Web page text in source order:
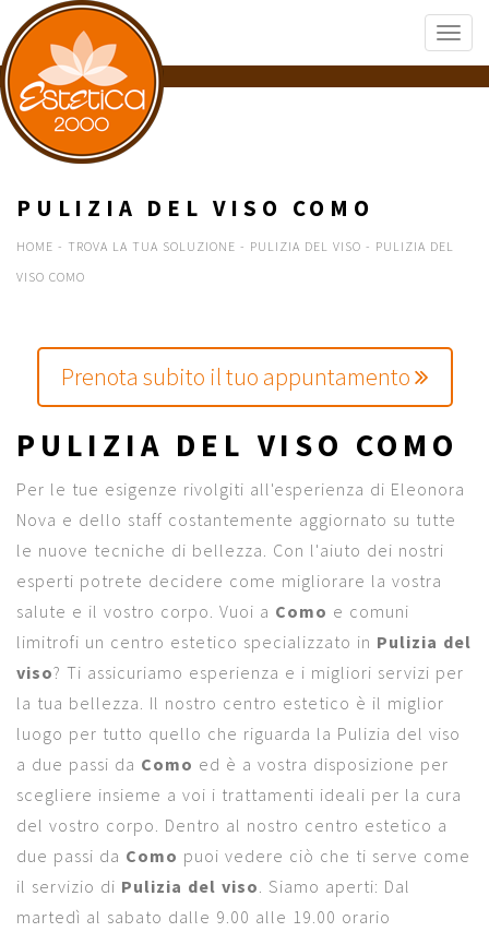
PULIZIA DEL VISO COMO
HOME - TROVA LA TUA SOLUZIONE - PULIZIA DEL VISO - PULIZIA DEL
VISO COMO
Prenota subito il tuo appuntamento
PULIZIA DEL VISO COMO
Per le tue esigenze rivolgiti all'esperienza di Eleonora
Nova e dello staff costantemente aggiornato su tutte
le nuove tecniche di bellezza. Con l'aiuto dei nostri
esperti potrete decidere come migliorare la vostra
salute e il vostro corpo. Vuoi a Como e comuni
limitrofi un centro estetico specializzato in Pulizia del
viso? Ti assicuriamo esperienza e i migliori servizi per
la tua bellezza. Il nostro centro estetico è il miglior
luogo per tutto quello che riguarda la Pulizia del viso
a due passi da Como ed è a vostra disposizione per
scegliere insieme a voi i trattamenti ideali per la cura
del vostro corpo. Dentro al nostro centro estetico a
due passi da Como puoi vedere ciò che ti serve come
il servizio di Pulizia del viso. Siamo aperti: Dal
martedì al sabato dalle 9.00 alle 19.00 orario